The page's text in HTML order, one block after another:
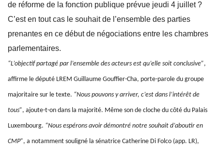
de réforme de la fonction publique prévue jeudi 4 juillet ?
C’est en tout cas le souhait de l’ensemble des parties
prenantes en ce début de négociations entre les chambres
parlementaires.
“L’objectif partagé par l’ensemble des acteurs est qu’elle soit conclusive”,
affirme le député LREM Guillaume Gouffier-Cha, porte-parole du groupe
majoritaire sur le texte. “Nous pouvons y arriver, c’est dans l’intérêt de
tous”, ajoute-t-on dans la majorité. Même son de cloche du côté du Palais
Luxembourg. “Nous espérons avoir démontré notre souhait d’aboutir en
CMP”, a notamment souligné la sénatrice Catherine Di Folco (app. LR),